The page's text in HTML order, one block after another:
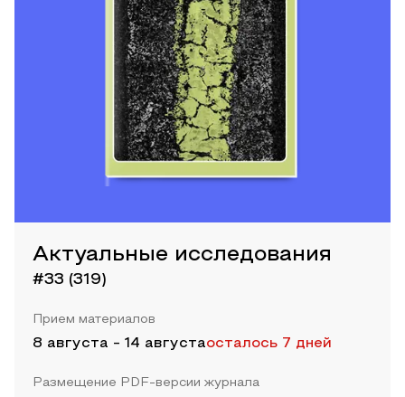
Актуальные исследования
#33 (319)
Прием материалов
8 августа - 14 августаосталось 7 дней
Размещение PDF-версии журнала